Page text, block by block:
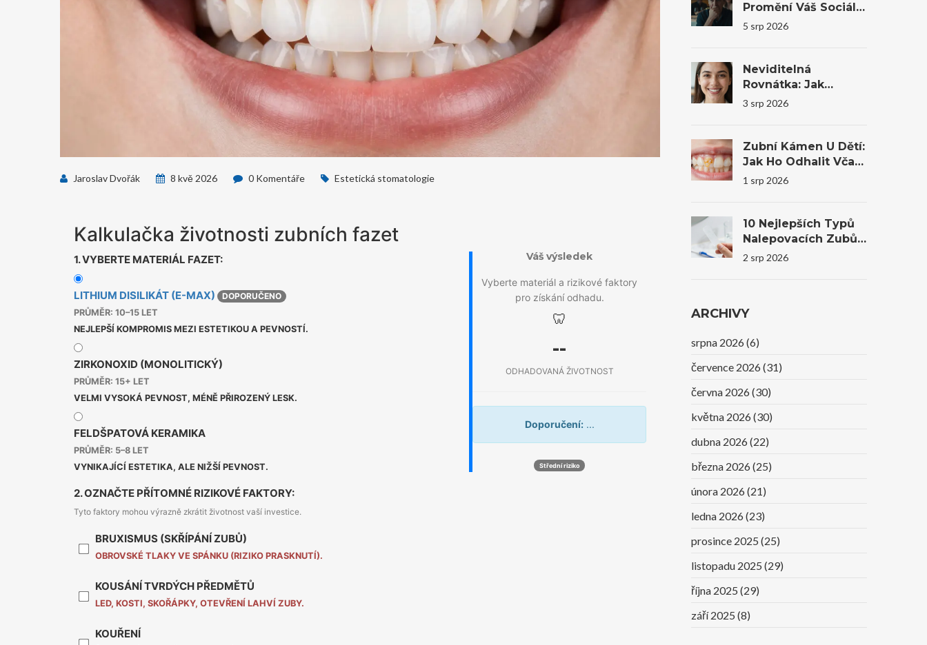
Jaroslav Dvořák 8 kvě 2026 0 Komentáře Estetická stomatologie
Kalkulačka životnosti zubních fazet
1. VYBERTE MATERIÁL FAZET:
LITHIUM DISILIKÁT (E-MAX)
DOPORUČENO
PRŮMĚR: 10–15 LET
NEJLEPŠÍ KOMPROMIS MEZI ESTETIKOU A PEVNOSTÍ.
ZIRKONOXID (MONOLITICKÝ)
PRŮMĚR: 15+ LET
VELMI VYSOKÁ PEVNOST, MÉNĚ PŘIROZENÝ LESK.
FELDŠPATOVÁ KERAMIKA
PRŮMĚR: 5–8 LET
VYNIKAJÍCÍ ESTETIKA, ALE NIŽŠÍ PEVNOST.
2. OZNAČTE PŘÍTOMNÉ RIZIKOVÉ FAKTORY:
Tyto faktory mohou výrazně zkrátit životnost vaší investice.
BRUXISMUS (SKŘÍPÁNÍ ZUBŮ)
OBROVSKÉ TLAKY VE SPÁNKU (RIZIKO PRASKNUTÍ).
KOUSÁNÍ TVRDÝCH PŘEDMĚTŮ
LED, KOSTI, SKOŘÁPKY, OTEVŘENÍ LAHVÍ ZUBY.
KOUŘENÍ
Váš výsledek
Vyberte materiál a rizikové faktory
pro získání odhadu.
🦷
--
ODHADOVANÁ ŽIVOTNOST
Doporučení: ...
Střední riziko
Promění Váš Sociální
Život A Sebevědomí
5 srp 2026
Neviditelná
Rovnátka: Jak
Transparentní
Sebevědomí
3 srp 2026
Zubní Kámen U Dětí:
Jak Ho Odhalit Včas
A Co Dělat?
1 srp 2026
10 Nejlepších Typů
Nalepovacích Zubů
Na Trhu V Roce 2026
2 srp 2026
ARCHIVY
srpna 2026 (6)
července 2026 (31)
června 2026 (30)
května 2026 (30)
dubna 2026 (22)
března 2026 (25)
února 2026 (21)
ledna 2026 (23)
prosince 2025 (25)
listopadu 2025 (29)
října 2025 (29)
září 2025 (8)